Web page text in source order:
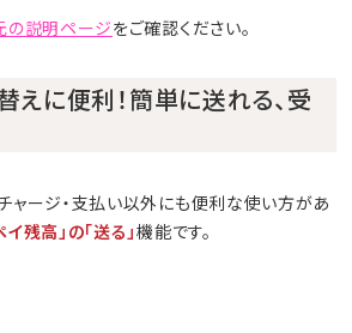
説明ページをご確認ください。
えに便利！簡単に送れる、受
チャージ・支払い以外にも便利な使い方があ
イ残高」の「送る」機能です。